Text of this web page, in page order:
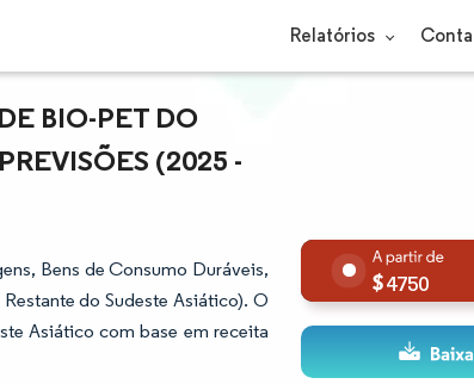
Relatórios
BIO-PET DO
(2025 -
Bens de Consumo Duráveis,
do Sudeste Asiático). O
Asiático com base em receita
4750